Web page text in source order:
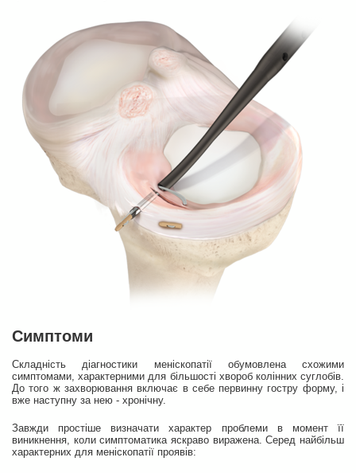
Симптоми
Складність діагностики меніскопатії обумовлена ​​схожими
симптомами, характерними для більшості хвороб колінних суглобів.
До того ж захворювання включає в себе первинну гостру форму, і
вже наступну за нею - хронічну.
Завжди простіше визначати характер проблеми в момент її
виникнення, коли симптоматика яскраво виражена. Серед найбільш
характерних для меніскопатії проявів: